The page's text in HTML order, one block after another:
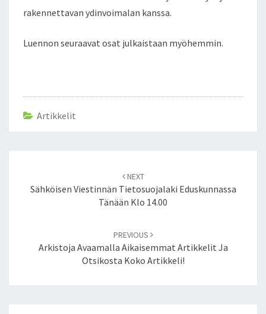
rakennettavan ydinvoimalan kanssa.
Luennon seuraavat osat julkaistaan myöhemmin.
Artikkelit
navigation
NEXT
Sähköisen Viestinnän Tietosuojalaki Eduskunnassa
Tänään Klo 14.00
PREVIOUS
Arkistoja Avaamalla Aikaisemmat Artikkelit Ja
Otsikosta Koko Artikkeli!